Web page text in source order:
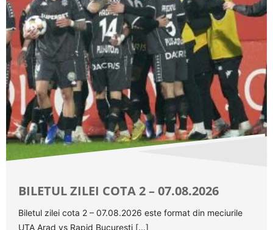
BILETUL ZILEI COTA 2 – 07.08.2026
Biletul zilei cota 2 – 07.08.2026 este format din meciurile
UTA Arad vs Rapid Bucuresti [...]